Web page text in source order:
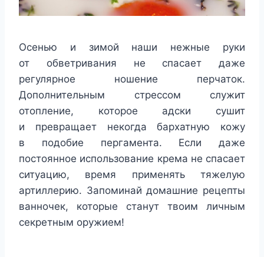
Осенью и зимой наши нежные руки
от обветривания не спасает даже
регулярное ношение перчаток.
Дополнительным стрессом служит
отопление, которое адски сушит
и превращает некогда бархатную кожу
в подобие пергамента. Если даже
постоянное использование крема не спасает
ситуацию, время применять тяжелую
артиллерию. Запоминай домашние рецепты
ванночек, которые станут твоим личным
секретным оружием!